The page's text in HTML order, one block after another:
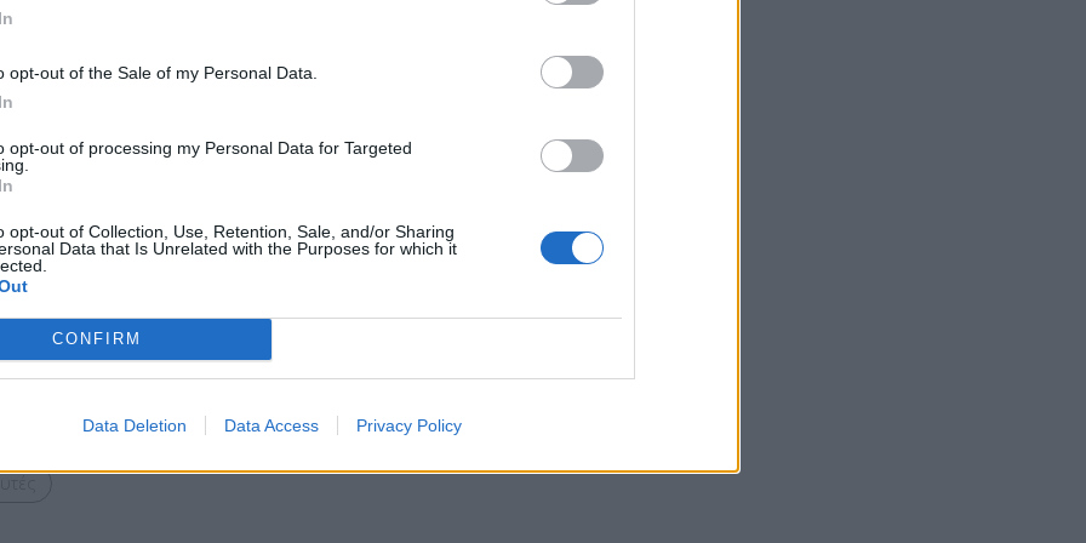
opt-out of the Sale of my Personal Data.
opt-out of processing my Personal Data for Targeted
opt-out of Collection, Use, Retention, Sale, and/or Sharing
Data that Is Unrelated with the Purposes for which it
CONFIRM
Data Deletion Data Access Privacy Policy
διαθέτουν τα απαραίτητα μέσα
τους για περισσότερες ώρες από όσες
εμφανίζουν έλλειψη. Επίσης, δεν
να φορούν όσοι έρχονται σε επαφή με
υλικά, αναφέρεται ότι πρέπει να
στην Υγεία.